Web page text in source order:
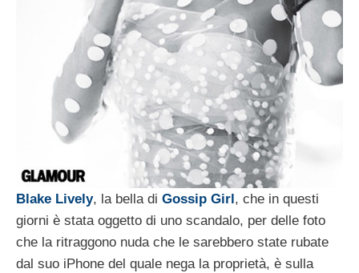
Blake Lively, la bella di Gossip Girl , che in questi
giorni è stata oggetto di uno scandalo, per delle foto
che la ritraggono nuda che le sarebbero state rubate
dal suo iPhone del quale nega la proprietà, è sulla